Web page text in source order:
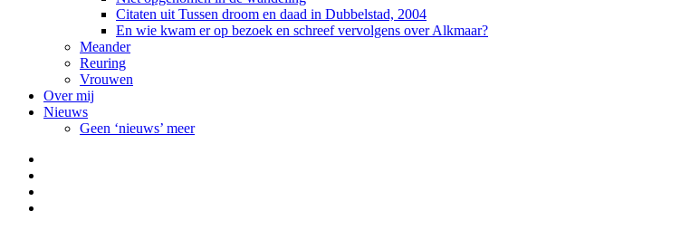
Citaten uit Tussen droom en daad in Dubbelstad, 2004
En wie kwam er op bezoek en schreef vervolgens over Alkmaar?
Meander
Reuring
Vrouwen
Over mij
Nieuws
Geen ‘nieuws’ meer